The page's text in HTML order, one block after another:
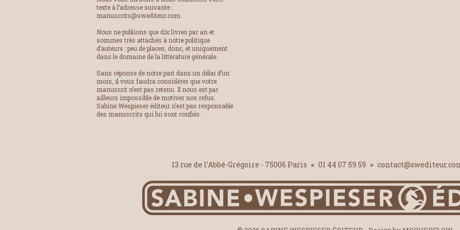
texte à l’adresse suivante :
manuscrits@swediteur.com.
Nous ne publions que dix livres par an et
sommes très attachés à notre politique
d’auteurs : peu de places, donc, et uniquement
dans le domaine de la littérature générale.
Sans réponse de notre part dans un délai d’un
mois, il vous faudra considérer que votre
manuscrit n’est pas retenu. Il nous est par
ailleurs impossible de motiver nos refus.
Sabine Wespieser éditeur n’est pas responsable
des manuscrits qui lui sont confiés.
13 rue de l’Abbé-Grégoire - 75006 Paris 01 44 07 59 59